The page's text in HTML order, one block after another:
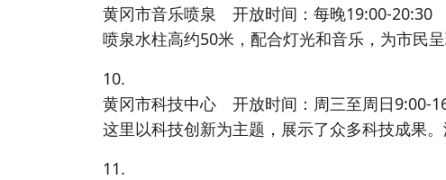
黄冈市音乐喷泉 开放时间：每晚19:00-20:30
喷泉水柱高约50米，配合灯光和音乐，为市民呈
10.
黄冈市科技中心 开放时间：周三至周日9:00-
这里以科技创新为主题，展示了众多科技成果
11.